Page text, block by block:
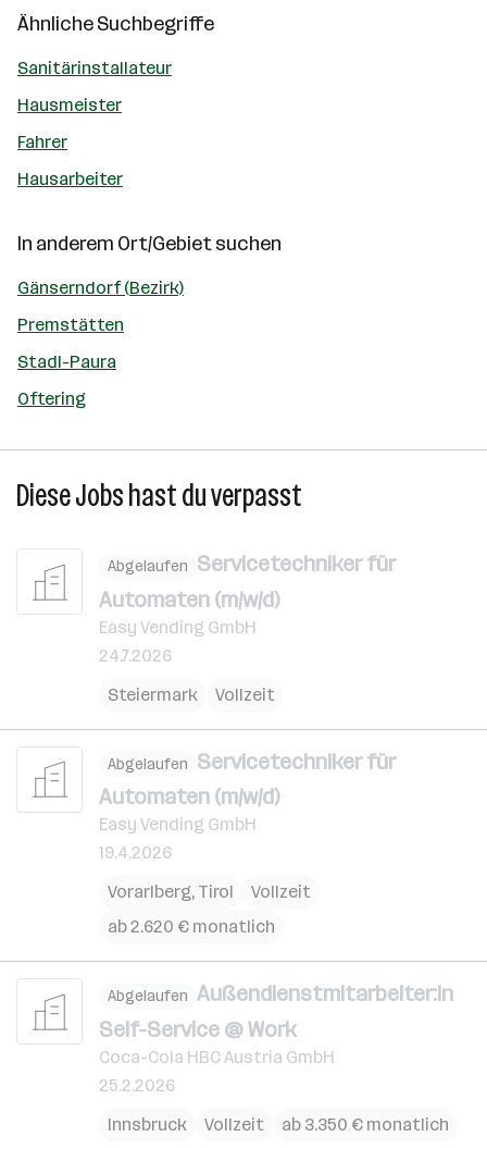
Ähnliche Suchbegriffe
Sanitärinstallateur
Hausmeister
Fahrer
Hausarbeiter
In anderem Ort/Gebiet suchen
Gänserndorf (Bezirk)
Premstätten
Stadl-Paura
Oftering
Diese Jobs hast du verpasst
Abgelaufen Servicetechniker für
Automaten (m/w/d)
Easy Vending GmbH
24.7.2026
Steiermark
Vollzeit
Abgelaufen Servicetechniker für
Automaten (m/w/d)
Easy Vending GmbH
19.4.2026
Vorarlberg, Tirol
Vollzeit
ab 2.620 € monatlich
Abgelaufen Außendienstmitarbeiter:in
Self-Service @ Work
Coca-Cola HBC Austria GmbH
25.2.2026
Innsbruck
Vollzeit ab 3.350 € monatlich